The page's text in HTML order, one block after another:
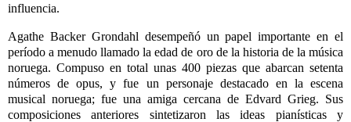
influencia.
Agathe Backer Grondahl desempeñó un papel importante en el
período a menudo llamado la edad de oro de la historia de la música
noruega. Compuso en total unas 400 piezas que abarcan setenta
números de opus, y fue un personaje destacado en la escena
musical noruega; fue una amiga cercana de Edvard Grieg. Sus
composiciones anteriores sintetizaron las ideas pianísticas y